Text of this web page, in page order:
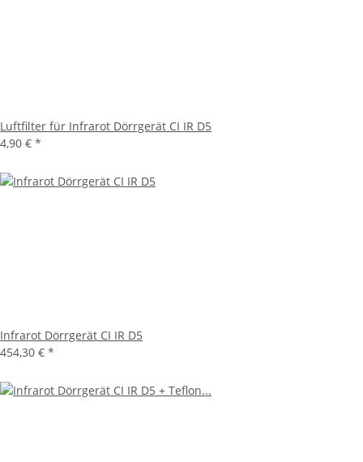
Luftfilter für Infrarot Dörrgerät CI IR D5
4,90 € *
Infrarot Dörrgerät CI IR D5
454,30 € *